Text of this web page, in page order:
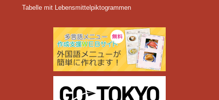
Tabelle mit Lebensmittelpiktogrammen